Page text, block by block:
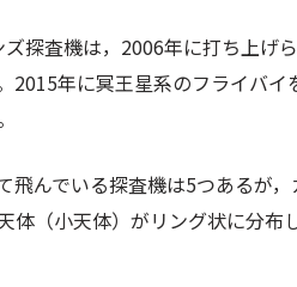
探査機は，2006年に打ち上
2015年に冥王星系のフライバ
飛んでいる探査機は5つあるが
体（小天体）がリング状に分